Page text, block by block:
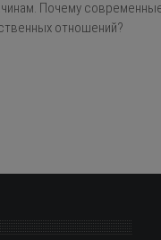
Почему
отношений?